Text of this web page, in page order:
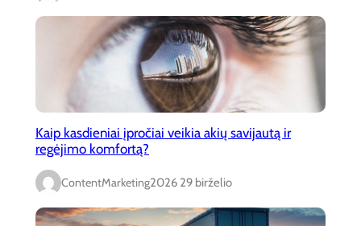
Kaip kasdieniai įpročiai veikia akių savijautą ir
regėjimo komfortą?
ContentMarketing2026 29 birželio